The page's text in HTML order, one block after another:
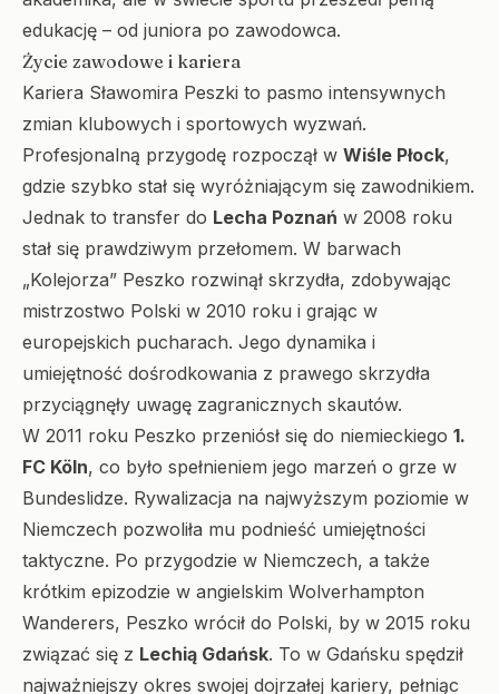
edukację – od juniora po zawodowca.
Życie zawodowe i kariera
Kariera Sławomira Peszki to pasmo intensywnych
zmian klubowych i sportowych wyzwań.
Profesjonalną przygodę rozpoczął w Wiśle Płock,
gdzie szybko stał się wyróżniającym się zawodnikiem.
Jednak to transfer do Lecha Poznań w 2008 roku
stał się prawdziwym przełomem. W barwach
„Kolejorza” Peszko rozwinął skrzydła, zdobywając
mistrzostwo Polski w 2010 roku i grając w
europejskich pucharach. Jego dynamika i
umiejętność dośrodkowania z prawego skrzydła
przyciągnęły uwagę zagranicznych skautów.
W 2011 roku Peszko przeniósł się do niemieckiego 1.
FC Köln, co było spełnieniem jego marzeń o grze w
Bundeslidze. Rywalizacja na najwyższym poziomie w
Niemczech pozwoliła mu podnieść umiejętności
taktyczne. Po przygodzie w Niemczech, a także
krótkim epizodzie w angielskim Wolverhampton
Wanderers, Peszko wrócił do Polski, by w 2015 roku
związać się z Lechią Gdańsk. To w Gdańsku spędził
najważniejszy okres swojej dojrzałej kariery, pełniąc